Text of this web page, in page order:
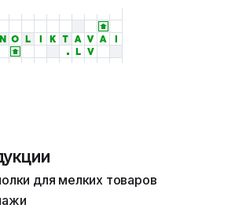
для мелких товаров